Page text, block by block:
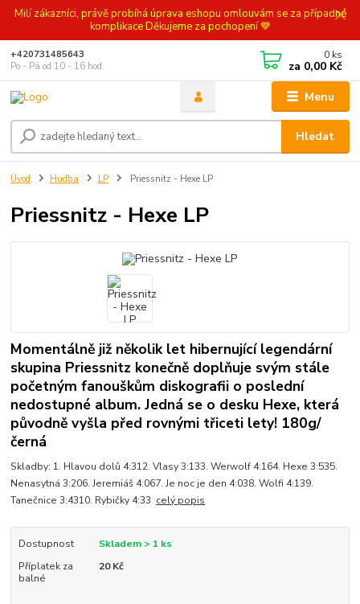
Milí zákazníci, právě probíhá úprava eshopu omlouvám se za případné
komplikace Děkujeme za pochopení 💙
Menu
Hledat
+420731485643
Po - Pá od 10 - 16 hod.
0 ks
za 0,00 Kč
Úvod Hudba LP Priessnitz - Hexe LP
Priessnitz - Hexe LP
Momentálně již několik let hibernující legendární
skupina Priessnitz konečně doplňuje svým stále
početným fanouškům diskografii o poslední
nedostupné album. Jedná se o desku Hexe, která
původně vyšla před rovnými třiceti lety! 180g/
černá
Skladby: 1. Hlavou dolů 4:312. Vlasy 3:133. Werwolf 4:164. Hexe 3:535.
Nenasytná 3:206. Jeremiáš 4:067. Je noc je den 4:038. Wolfi 4:139.
Tanečnice 3:4310. Rybičky 4:33 celý popis
Dostupnost
Skladem > 1 ks
Příplatek za
balné
20 Kč